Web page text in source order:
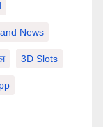
News
3D Slots